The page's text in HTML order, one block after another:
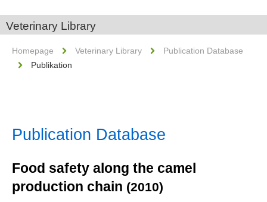
Veterinary Library
Homepage Veterinary Library
Publication Database
Publikation
Publication Database
Food safety along the camel
production chain (2010)